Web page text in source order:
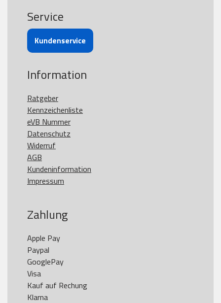
Service
Kundenservice
Information
Ratgeber
Kennzeichenliste
eVB Nummer
Datenschutz
Widerruf
AGB
Kundeninformation
Impressum
Zahlung
Apple Pay
Paypal
GooglePay
Visa
Kauf auf Rechung
Klarna